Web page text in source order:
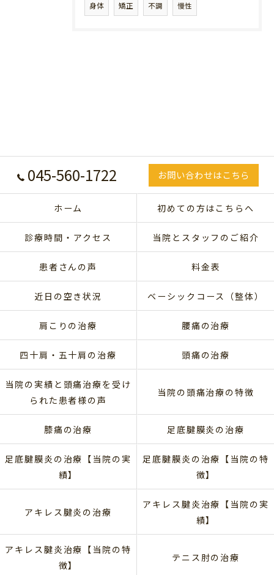
身体 矯正 不調 慢性
045-560-1722 お問い合わせはこちら
ホーム 初めての方はこちらへ
診療時間・アクセス 当院とスタッフのご紹介
患者さんの声 料金表
近日の空き状況 ベーシックコース（整体）
肩こりの治療 腰痛の治療
四十肩・五十肩の治療 頭痛の治療
当院の実績と頭痛治療を受け
られた患者様の声
当院の頭痛治療の特徴
膝痛の治療 足底腱膜炎の治療
足底腱膜炎の治療【当院の実
績】
足底腱膜炎の治療【当院の特
徴】
アキレス腱炎の治療
アキレス腱炎治療【当院の実
績】
アキレス腱炎治療【当院の特
徴】
テニス肘の治療